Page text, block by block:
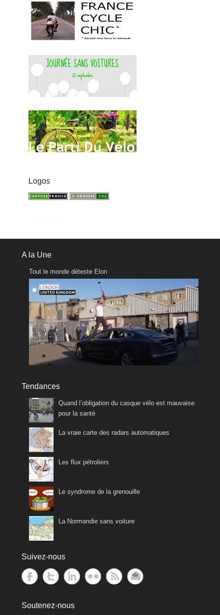
Logos
A la Une
Tout le monde déteste Elon
Tendances
Quand l’obligation du casque vélo est mauvaise
pour la santé
La vraie carte des radars automatiques
Les flux pétroliers
Le syndrome de la grenouille
La Normandie sans voiture
Suivez-nous
Soutenez-nous